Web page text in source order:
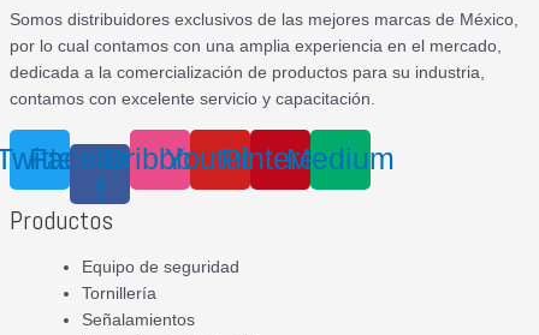
Somos distribuidores exclusivos de las mejores marcas de México,
por lo cual contamos con una amplia experiencia en el mercado,
dedicada a la comercialización de productos para su industria,
contamos con excelente servicio y capacitación.
Facebook-
f
DribbbleYoutubePinterestMedium
Productos
Equipo de seguridad
Tornillería
Señalamientos